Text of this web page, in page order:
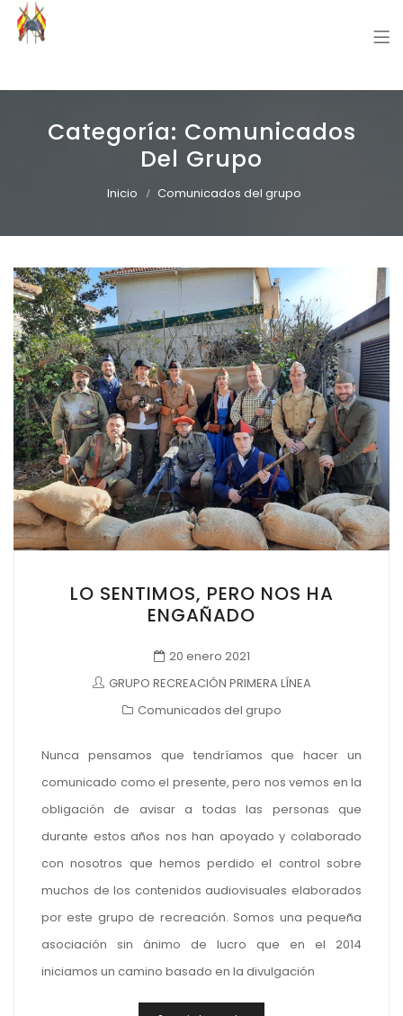
Categoría: Comunicados
Del Grupo
Inicio Comunicados del grupo
LO SENTIMOS, PERO NOS HA
ENGAÑADO
20 enero 2021
GRUPO RECREACIÓN PRIMERA LÍNEA
Comunicados del grupo
Nunca pensamos que tendríamos que hacer un
comunicado como el presente, pero nos vemos en la
obligación de avisar a todas las personas que
durante estos años nos han apoyado y colaborado
con nosotros que hemos perdido el control sobre
muchos de los contenidos audiovisuales elaborados
por este grupo de recreación. Somos una pequeña
asociación sin ánimo de lucro que en el 2014
iniciamos un camino basado en la divulgación